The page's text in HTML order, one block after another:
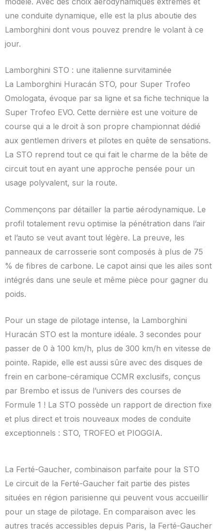
une conduite dynamique, elle est la plus aboutie des
Lamborghini dont vous pouvez prendre le volant à ce
jour.
Lamborghini STO : une italienne survitaminée
La Lamborghini Huracán STO, pour Super Trofeo
Omologata, évoque par sa ligne et sa fiche technique la
Super Trofeo EVO. Cette dernière est une voiture de
course qui a le droit à son propre championnat dédié
aux gentlemen drivers et pilotes en quête de sensations.
La STO reprend tout ce qui fait le charme de la bête de
circuit tout en ayant une approche pensée pour un
usage polyvalent, sur la route.
Commençons par détailler la partie aérodynamique. Le
profil totalement revu optimise la pénétration dans l’air
et l’auto se veut avant tout légère. La preuve, les
panneaux de carrosserie sont composés à plus de 75
% de fibres de carbone. Le capot ainsi que les ailes sont
intégrés dans une seule et même pièce pour gagner du
poids.
Pour un stage de pilotage intense, la Lamborghini
Huracán STO est la monture idéale. 3 secondes pour
passer de 0 à 100 km/h, plus de 300 km/h en vitesse de
pointe. Rapide, elle est aussi sûre avec des disques de
frein en carbone-céramique CCMR exclusifs, conçus
par Brembo et issus de l’univers des courses de
Formule 1 ! La STO possède un rapport de direction fixe
et plus direct et trois nouveaux modes de conduite
exceptionnels : STO, TROFEO et PIOGGIA.
La Ferté-Gaucher, combinaison parfaite pour la STO
Le circuit de la Ferté-Gaucher fait partie des pistes
situées en région parisienne qui peuvent vous accueillir
pour un stage de pilotage. En comparaison avec les
autres tracés accessibles depuis Paris, la Ferté-Gaucher